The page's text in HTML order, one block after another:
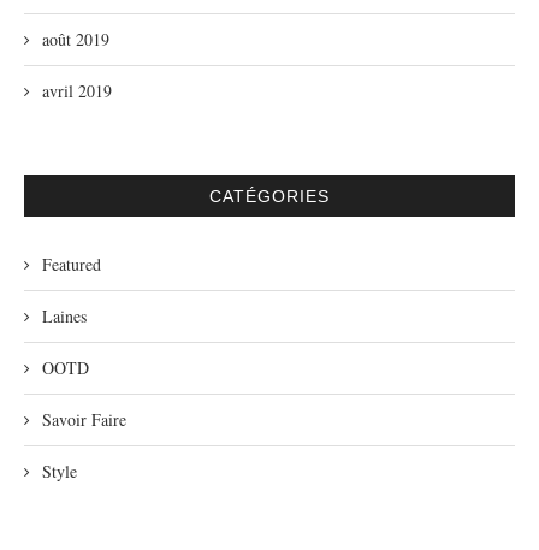
août 2019
avril 2019
CATÉGORIES
Featured
Laines
OOTD
Savoir Faire
Style